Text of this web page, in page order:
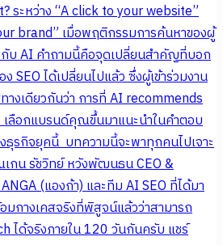
ระหว่าง “A click to your website”
brand” เมื่อพฤติกรรมการค้นหาของผู้
บ AI คำถามนี้คือจุดเปลี่ยนสำคัญที่บอก
SEO ได้เปลี่ยนไปแล้ว ซึ่งผู้เข้าร่วมงาน
งเดียวกันว่า การที่ AI recommends
ลือกแบรนด์คุณขึ้นมาแนะนำในคำตอบ
ธุรกิจยุคนี้ บทความนี้จะพาทุกคนไปเจาะ
น รัชวิทย์ หวังพัฒนธน CEO &
(แองก้า) และทีม AI SEO ที่ได้มา
กางเคสจริงที่พิสูจน์แล้วว่าสามารถ
ได้จริงภายใน 120 วันกันครับ แชร์